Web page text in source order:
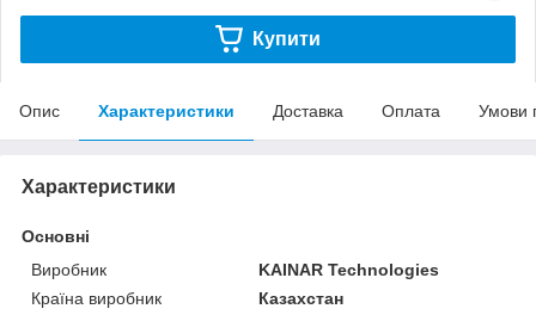
Купити
Опис Характеристики Доставка Оплата Умови
Характеристики
Основні
Виробник
KAINAR Technologies
Країна виробник
Казахстан